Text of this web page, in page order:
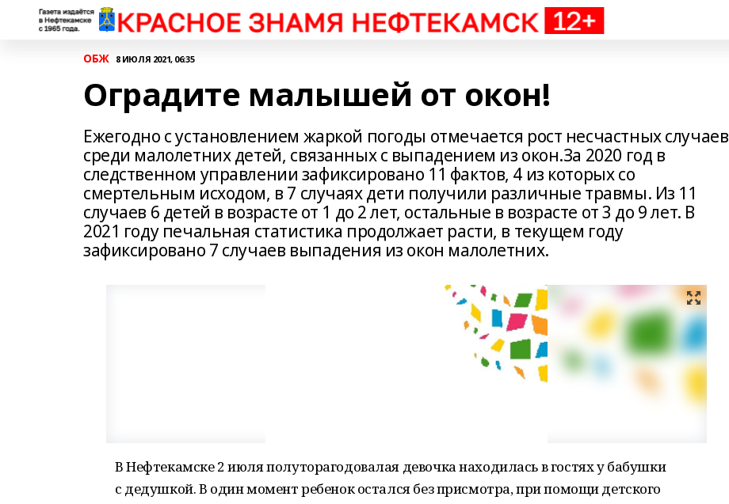
ОБЖ 8 ИЮЛЯ 2021, 06:35
Оградите малышей от окон!
Ежегодно с установлением жаркой погоды отмечается рост несчастных случаев
среди малолетних детей, связанных с выпадением из окон.За 2020 год в
следственном управлении зафиксировано 11 фактов, 4 из которых со
смертельным исходом, в 7 случаях дети получили различные травмы. Из 11
случаев 6 детей в возрасте от 1 до 2 лет, остальные в возрасте от 3 до 9 лет. В
2021 году печальная статистика продолжает расти, в текущем году
зафиксировано 7 случаев выпадения из окон малолетних.
В Нефтекамске 2 июля полуторагодовалая девочка находилась в гостях у бабушки
с дедушкой. В один момент ребенок остался без присмотра, при помощи детского